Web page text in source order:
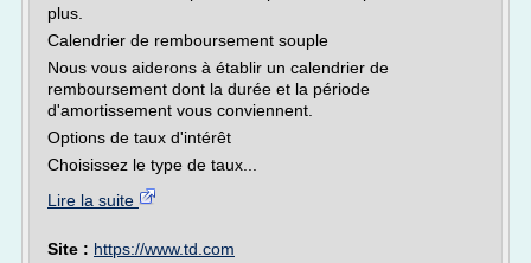
plus.
Calendrier de remboursement souple
Nous vous aiderons à établir un calendrier de
remboursement dont la durée et la période
d'amortissement vous conviennent.
Options de taux d'intérêt
Choisissez le type de taux...
Lire la suite
Site : https://www.td.com